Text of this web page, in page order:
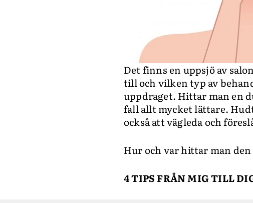
Det finns en uppsjö av
till och vilken typ av
uppdraget. Hittar man en
fall allt mycket lättare.
också att vägleda och
Hur och var hittar man
4 TIPS FRÅN MIG TILL